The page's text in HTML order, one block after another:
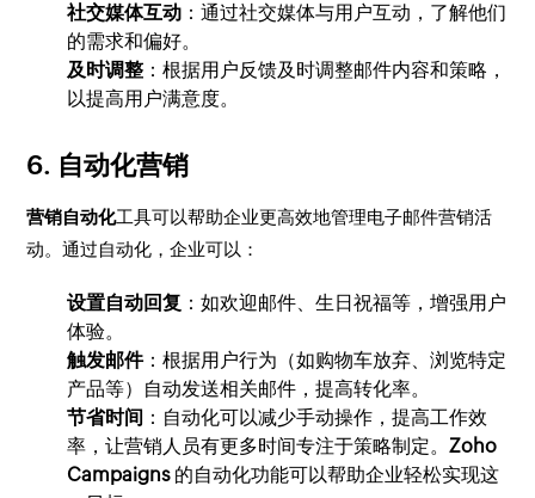
社交媒体互动 ：通过社交媒体与用户互动，了解他们
的需求和偏好。
及时调整 ：根据用户反馈及时调整邮件内容和策略，
以提高用户满意度。
6. 自动化营销
营销自动化工具可以帮助企业更高效地管理电子邮件营销活
动。通过自动化，企业可以：
设置自动回复 ：如欢迎邮件、生日祝福等，增强用户
体验。
触发邮件：根据用户行为（如购物车放弃、浏览特定
产品等）自动发送相关邮件，提高转化率。
节省时间 ：自动化可以减少手动操作，提高工作效
率，让营销人员有更多时间专注于策略制定。Zoho
Campaigns 的自动化功能可以帮助企业轻松实现这